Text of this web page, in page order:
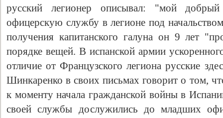
русский легионер описывал: "мой
офицерскую службу в легионе под
получения капитанского галуна он 9 лет
порядке вещей. В испанской армии
отличие от Французского легиона русские
Шинкаренко в своих письмах говорит о том,
к моменту начала гражданской войны в
своей службы дослужились до младших